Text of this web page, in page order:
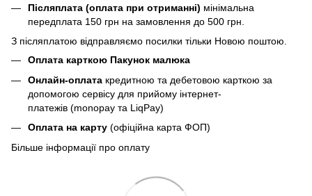
Післяплата (оплата при отриманні) мінімальна
передплата 150 грн на замовлення до 500 грн.
З післяплатою відправляємо посилки тільки Новою поштою.
Оплата карткою Пакунок малюка
Онлайн-оплата кредитною та дебетовою карткою за
допомогою сервісу для прийому інтернет-
платежів (monopay та LiqPay)
Оплата на карту (офіційна карта ФОП)
Більше інформації про оплату